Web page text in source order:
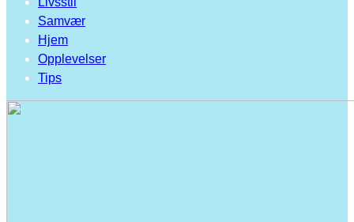
Samvær
Hjem
Opplevelser
Tips